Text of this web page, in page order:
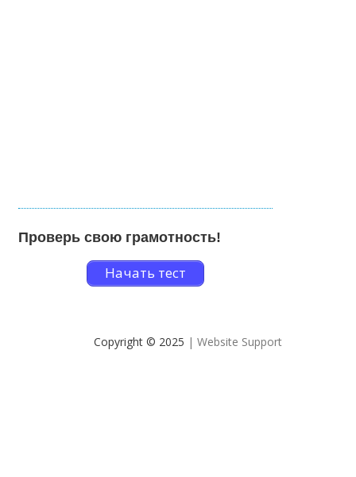
Проверь свою грамотность!
Начать тест
Copyright © 2025 | Website Support